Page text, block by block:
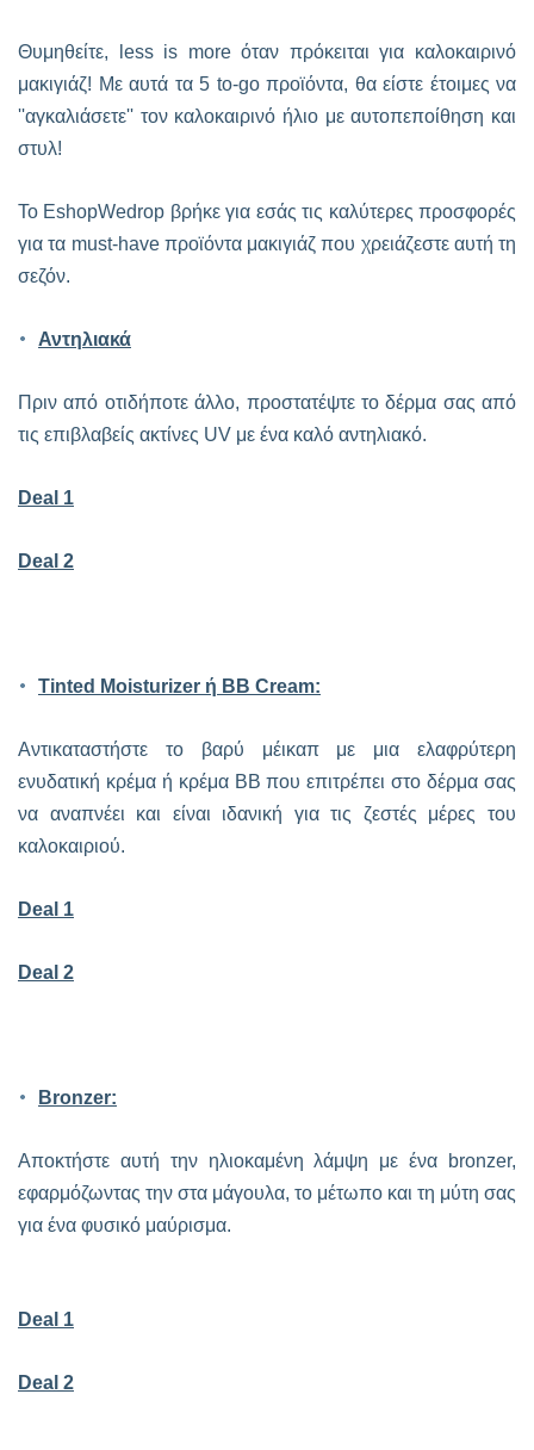
Θυμηθείτε, less is more όταν πρόκειται για καλοκαιρινό
μακιγιάζ! Με αυτά τα 5 to-go προϊόντα, θα είστε έτοιμες να
''αγκαλιάσετε'' τον καλοκαιρινό ήλιο με αυτοπεποίθηση και
στυλ!
Το EshopWedrop βρήκε για εσάς τις καλύτερες προσφορές
για τα must-have προϊόντα μακιγιάζ που χρειάζεστε αυτή τη
σεζόν.
Αντηλιακά
Πριν από οτιδήποτε άλλο, προστατέψτε το δέρμα σας από
τις επιβλαβείς ακτίνες UV με ένα καλό αντηλιακό.
Deal 1
Deal 2
Tinted Moisturizer ή BB Cream:
Αντικαταστήστε το βαρύ μέικαπ με μια ελαφρύτερη
ενυδατική κρέμα ή κρέμα BB που επιτρέπει στο δέρμα σας
να αναπνέει και είναι ιδανική για τις ζεστές μέρες του
καλοκαιριού.
Deal 1
Deal 2
Bronzer:
Αποκτήστε αυτή την ηλιοκαμένη λάμψη με ένα bronzer,
εφαρμόζωντας την στα μάγουλα, το μέτωπο και τη μύτη σας
για ένα φυσικό μαύρισμα.
Deal 1
Deal 2